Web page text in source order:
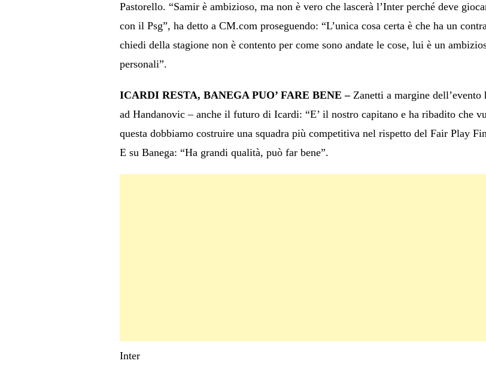
Pastorello. “Samir è ambizioso, ma non è vero che lascerà l’Inter perché deve
con il Psg”, ha detto a CM.com proseguendo: “L’unica cosa certa è che ha un
chiedi della stagione non è contento per come sono andate le cose, lui è un
personali”.
ICARDI RESTA, BANEGA PUO’ FARE BENE –Zanetti a margine dell’evento
ad Handanovic – anche il futuro di Icardi: “E’ il nostro capitano e ha ribadito che
questa dobbiamo costruire una squadra più competitiva nel rispetto del Fair Play
E su Banega: “Ha grandi qualità, può far bene”.
Inter